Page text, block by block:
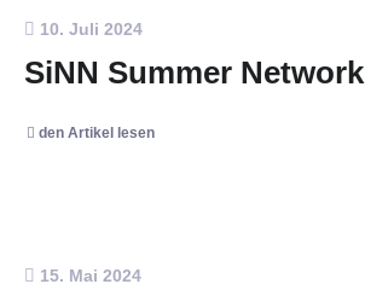
10. Juli 2024
SiNN Summer Network
den Artikel lesen
15. Mai 2024